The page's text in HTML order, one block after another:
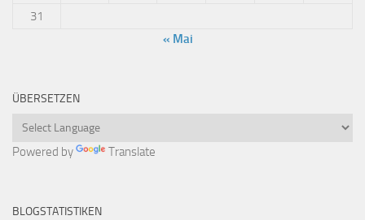
31
« Mai
ÜBERSETZEN
Powered by Translate
BLOGSTATISTIKEN